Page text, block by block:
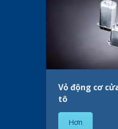
Vỏ động cơ
tô
Hơn